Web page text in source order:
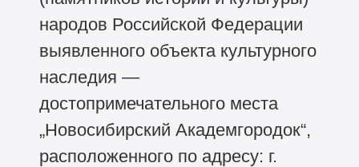
народов Российской Федерации
выявленного объекта культурного
наследия —
достопримечательного места
„Новосибирский Академгородок“,
расположенного по адресу: г.